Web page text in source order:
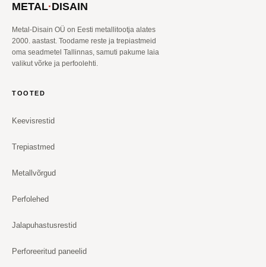
METAL·DISAIN
Metal-Disain OÜ on Eesti metallitootja alates
2000. aastast. Toodame reste ja trepiastmeid
oma seadmetel Tallinnas, samuti pakume laia
valikut võrke ja perfoolehti.
TOOTED
Keevisrestid
Trepiastmed
Metallvõrgud
Perfolehed
Jalapuhastusrestid
Perforeeritud paneelid